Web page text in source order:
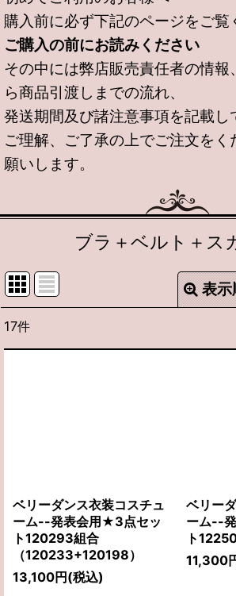
購入前に必ず下記のページをご覧
ご購入の前にお読みください
その中には弊店販売責任者の情報
ら商品引渡しまでの流れ、
発送期間及び諸注意事項を記載し
ご理解、ご了承の上でご注文をく
願いします。
ブラ＋ベルト＋ス
表示
表示数
17件
ベリーダンス衣装コスチュ
ーム--発表会用★3点セッ
ト120293組合
（120233+120198）
13,100円 (税込)
ベリー
ーム--
ト
11,300